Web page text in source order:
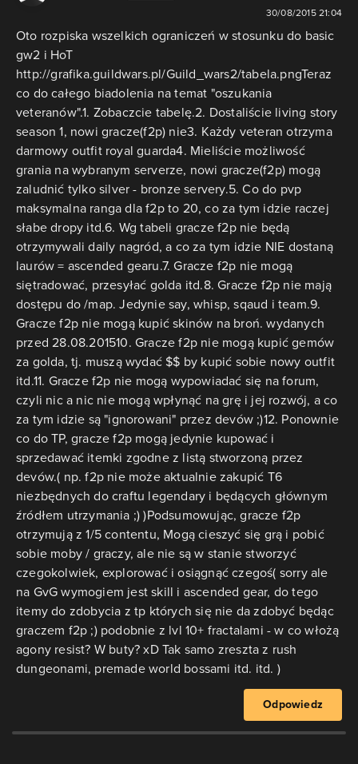
30/08/2015 21:04
Oto rozpiska wszelkich ograniczeń w stosunku do basic
gw2 i HoT
http://grafika.guildwars.pl/Guild_wars2/tabela.pngTeraz
co do całego biadolenia na temat "oszukania
veteranów".1. Zobaczcie tabelę.2. Dostaliście living story
season 1, nowi gracze(f2p) nie3. Każdy veteran otrzyma
darmowy outfit royal guarda4. Mieliście możliwość
grania na wybranym serverze, nowi gracze(f2p) mogą
zaludnić tylko silver - bronze servery.5. Co do pvp
maksymalna ranga dla f2p to 20, co za tym idzie raczej
słabe dropy itd.6. Wg tabeli gracze f2p nie będą
otrzymywali daily nagród, a co za tym idzie NIE dostaną
laurów = ascended gearu.7. Gracze f2p nie mogą
siętradować, przesyłać golda itd.8. Gracze f2p nie mają
dostępu do /map. Jedynie say, whisp, sqaud i team.9.
Gracze f2p nie mogą kupić skinów na broń. wydanych
przed 28.08.201510. Gracze f2p nie mogą kupić gemów
za golda, tj. muszą wydać $$ by kupić sobie nowy outfit
itd.11. Gracze f2p nie mogą wypowiadać się na forum,
czyli nic a nic nie mogą wpłynąć na grę i jej rozwój, a co
za tym idzie są "ignorowani" przez devów ;)12. Ponownie
co do TP, gracze f2p mogą jedynie kupować i
sprzedawać itemki zgodne z listą stworzoną przez
devów.( np. f2p nie może aktualnie zakupić T6
niezbędnych do craftu legendary i będących głównym
źródłem utrzymania ;) )Podsumowując, gracze f2p
otrzymują z 1/5 contentu, Mogą cieszyć się grą i pobić
sobie moby / graczy, ale nie są w stanie stworzyć
czegokolwiek, explorować i osiągnąć czegoś( sorry ale
na GvG wymogiem jest skill i ascended gear, do tego
itemy do zdobycia z tp których się nie da zdobyć będąc
graczem f2p ;) podobnie z lvl 10+ fractalami - w co włożą
agony resist? W buty? xD Tak samo zreszta z rush
dungeonami, premade world bossami itd. itd. )
Odpowiedz